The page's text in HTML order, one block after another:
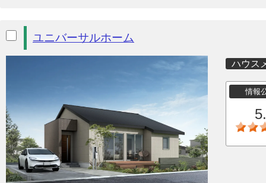
ユニバーサルホーム
ハウス
情報